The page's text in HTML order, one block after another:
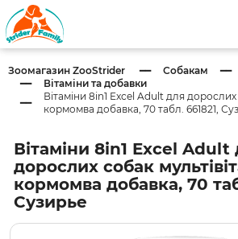
Зоомагазин ZooStrider Собакам
Вітаміни та добавки
Вітаміни 8in1 Excel Adult для дорослих
кормомва добавка, 70 табл. 661821,
Вітаміни 8in1 Excel Adult
дорослих собак
кормомва добавка, 70
Сузирье